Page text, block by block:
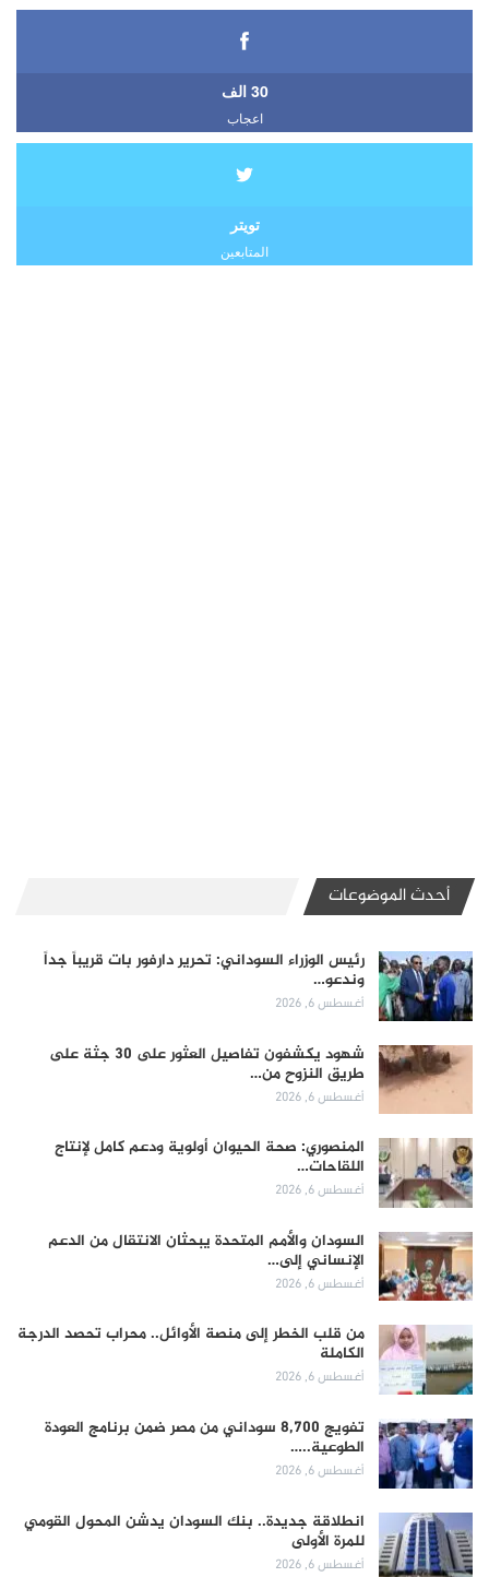
30 الف
اعجاب
تويتر
المتابعين
أحدث الموضوعات
رئيس الوزراء السوداني: تحرير دارفور بات قريباً جداً
وندعو…
أغسطس 6, 2026
شهود يكشفون تفاصيل العثور على 30 جثة على
طريق النزوح من…
أغسطس 6, 2026
المنصوري: صحة الحيوان أولوية ودعم كامل لإنتاج
اللقاحات…
أغسطس 6, 2026
السودان والأمم المتحدة يبحثان الانتقال من الدعم
الإنساني إلى…
أغسطس 6, 2026
من قلب الخطر إلى منصة الأوائل.. محراب تحصد الدرجة
الكاملة
أغسطس 6, 2026
تفويج 8,700 سوداني من مصر ضمن برنامج العودة
الطوعية..…
أغسطس 6, 2026
انطلاقة جديدة.. بنك السودان يدشن المحول القومي
للمرة الأولى
أغسطس 6, 2026